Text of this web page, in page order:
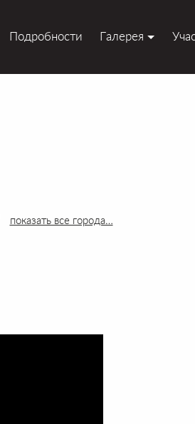
Подробности Галерея
показать все города…